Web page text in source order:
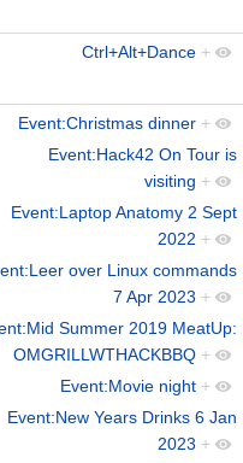
Ctrl+Alt+Dance +
Event:Christmas dinner +
Event:Hack42 On Tour is
visiting +
Event:Laptop Anatomy 2 Sept
2022 +
over Linux commands
7 Apr 2023 +
Summer 2019 MeatUp:
OMGRILLWTHACKBBQ +
Event:Movie night +
Event:New Years Drinks 6 Jan
2023 +